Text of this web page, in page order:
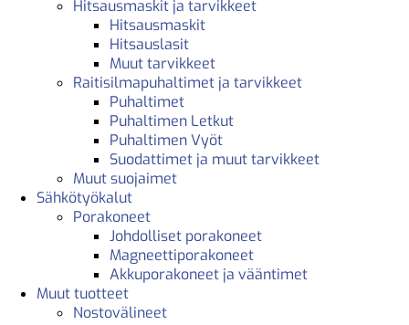
Hitsausmaskit ja tarvikkeet
Hitsausmaskit
Hitsauslasit
Muut tarvikkeet
Raitisilmapuhaltimet ja tarvikkeet
Puhaltimet
Puhaltimen Letkut
Puhaltimen Vyöt
Suodattimet ja muut tarvikkeet
Muut suojaimet
Sähkötyökalut
Porakoneet
Johdolliset porakoneet
Magneettiporakoneet
Akkuporakoneet ja vääntimet
Muut tuotteet
Nostovälineet